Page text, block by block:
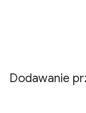
Dodawanie